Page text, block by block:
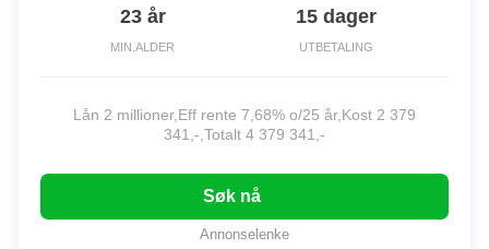
23 år
MIN.ALDER
15 dager
UTBETALING
Lån 2 millioner,Eff rente 7,68% o/25 år,Kost 2 379
341,-,Totalt 4 379 341,-
Søk nå
Annonselenke